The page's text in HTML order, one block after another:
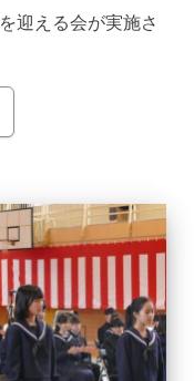
迎える会が実施さ